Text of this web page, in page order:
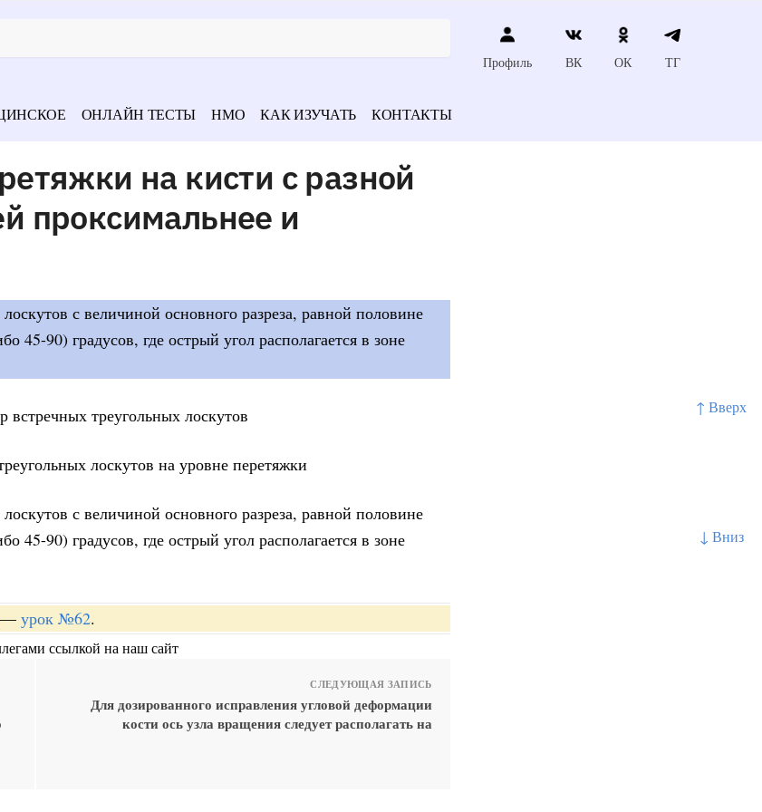
↑ Вверх
↓ Вниз
Профиль ВК ОК ТГ
ОНЛАЙН ТЕСТЫ НМО КАК ИЗУЧАТЬ КОНТАКТЫ
на кисти с разной
проксимальнее и
с величиной основного разреза, равной половине
45-90) градусов, где острый угол располагается в зоне
встречных треугольных лоскутов
лоскутов на уровне перетяжки
с величиной основного разреза, равной половине
45-90) градусов, где острый угол располагается в зоне
— урок №62.
ссылкой на наш сайт
СЛЕДУЮЩАЯ ЗАПИСЬ
Для дозированного исправления угловой деформации
кости ось узла вращения следует располагать на